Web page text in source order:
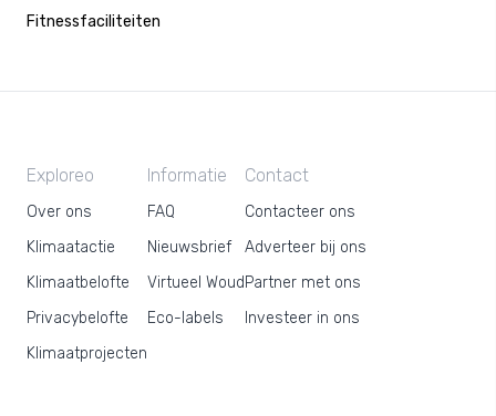
Fitnessfaciliteiten
Exploreo
Over ons
Klimaatactie
Klimaatbelofte
Privacybelofte
Klimaatprojecten
Informatie
FAQ
Nieuwsbrief
Virtueel Woud
Eco-labels
Contact
Contacteer ons
Adverteer bij ons
Partner met ons
Investeer in ons